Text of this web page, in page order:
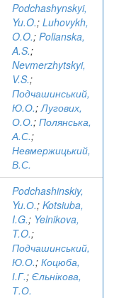
Podchashynskyi,
Yu.O.; Luhovykh,
O.O.; Polianska,
A.S.;
Nevmerzhytskyi,
V.S.;
Подчашинський,
Ю.О.;Лугових,
О.О.; Полянська,
А.С.;
Невмержицький,
В.С.
Podchashinskiy,
Yu.О.; Kotsiuba,
I.G.; Yelnikova,
T.O.;
Подчашинський,
Ю.О.; Коцюба,
І.Г.; Єльнікова,
Т.О.